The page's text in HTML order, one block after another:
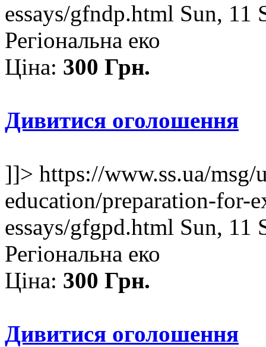
essays/gfndp.html Sun, 11
Регіональна еко
Ціна: 300 Грн.
Дивитися оголошення
]]> https://www.ss.ua/
education/preparation-for-
essays/gfgpd.html Sun, 11
Регіональна еко
Ціна: 300 Грн.
Дивитися оголошення